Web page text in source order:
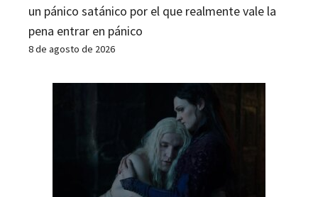
un pánico satánico por el que realmente vale la
pena entrar en pánico
8 de agosto de 2026